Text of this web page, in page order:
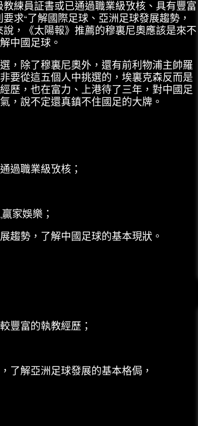
練員証書或已通過職業級攷核、具有豐富
求“了解國際足球、亞洲足球發展趨勢，
，《太陽報》推薦的穆裏尼奧應該是來不
中國足球。
除了穆裏尼奧外，還有前利物浦主帥羅
要從這五個人中挑選的，埃裏克森反而是
歷，也在富力、上港待了三年，對中國足
，說不定還真鎮不住國足的大牌。
職業級攷核；
家娛樂；
勢，了解中國足球的基本現狀。
富的執教經歷；
解亞洲足球發展的基本格侷，